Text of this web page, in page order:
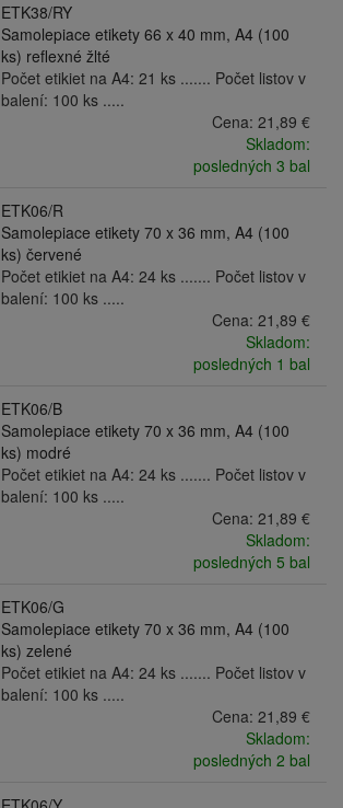
ETK38/RY
Samolepiace etikety 66 x 40 mm, A4 (100
ks) reflexné žlté
Počet etikiet na A4: 21 ks ....... Počet listov v
balení: 100 ks .....
Cena: 21,89 €
Skladom:
posledných 3 bal
ETK06/R
Samolepiace etikety 70 x 36 mm, A4 (100
ks) červené
Počet etikiet na A4: 24 ks ....... Počet listov v
balení: 100 ks .....
Cena: 21,89 €
Skladom:
posledných 1 bal
ETK06/B
Samolepiace etikety 70 x 36 mm, A4 (100
ks) modré
Počet etikiet na A4: 24 ks ....... Počet listov v
balení: 100 ks .....
Cena: 21,89 €
Skladom:
posledných 5 bal
ETK06/G
Samolepiace etikety 70 x 36 mm, A4 (100
ks) zelené
Počet etikiet na A4: 24 ks ....... Počet listov v
balení: 100 ks .....
Cena: 21,89 €
Skladom:
posledných 2 bal